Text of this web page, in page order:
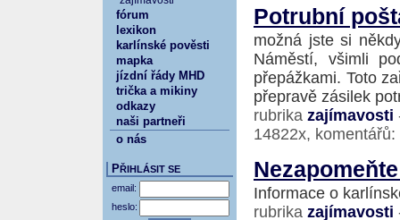
Potrubní
možná jste si
Náměstí, všimli
přepážkami. Toto
přepravě zásilek
rubrika zajímavosti
14822x, komentářů:
Informace o
rubrika zajímavosti
fórum
lexikon
karlínské pověsti
mapka
jízdní řády MHD
trička a mikiny
odkazy
naši partneři
o nás
PŘIHLÁSIT SE
email:
heslo: